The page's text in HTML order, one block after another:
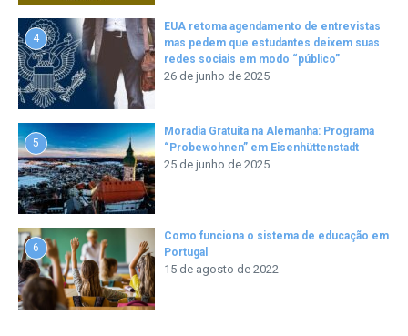
4
EUA retoma agendamento de entrevistas
mas pedem que estudantes deixem suas
redes sociais em modo “público”
26 de junho de 2025
5
Moradia Gratuita na Alemanha: Programa
“Probewohnen” em Eisenhüttenstadt
25 de junho de 2025
6
Como funciona o sistema de educação em
Portugal
15 de agosto de 2022